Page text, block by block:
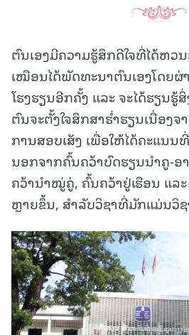
ຕົນເອງມີຄວາມຮູ້ສຶກດີໃຈທີ່ໄດ້ຫ
ເໝືອນໄດ້ພັດທະນາຕົນເອງໂດຍຜ່
ໂຮງຮຽນອີກຄັ້ງ ແລະ ຈະໄດ້ຮຽນ
ຕົນຈະຕັ້ງໃຈສຶກສາຮໍ່າຮຽນເນື່ອງຈ
ການສອບເສັງ ເພື່ອໃຫ້ໄດ້ຄະແນ
ນອກຈາກຄົ້ນຄວ້າບົດຮຽນນໍາຄູ-ອ
ຄວ້ານໍາໝູ່ຄູ່, ຄົ້ນຄວ້າຢູ່ເຮືອນ ແລ
ຫຼາຍຂຶ້ນ, ສໍາລັບວິຊາທີ່ມັກແມ່ນວິ